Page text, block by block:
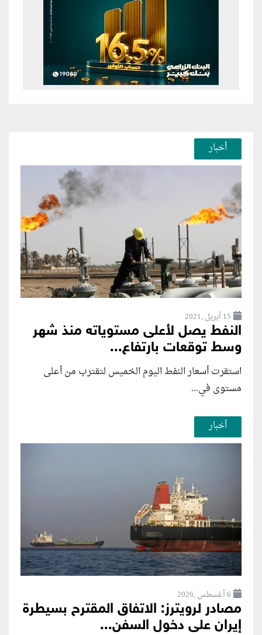
أخبار
15 أبريل ,2021
النفط يصل لأعلى مستوياته منذ شهر
وسط توقعات بارتفاع...
استقرت أسعار النفط اليوم الخميس لتقترب من أعلى
مستوى في...
أخبار
6 أغسطس ,2026
مصادر لرويترز: الاتفاق المقترح بسيطرة
إيران على دخول السفن...